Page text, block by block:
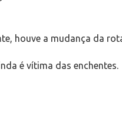
houve a mudança da
é vítima das enchentes.